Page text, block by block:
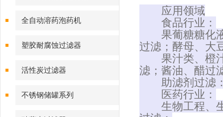
全自动溶药泡药机
塑胶耐腐蚀过滤器
活性炭过滤器
不锈钢储罐系列
应用领域
食品行业：
果葡糖糖化液
过滤；酵母、 大
果汁类、橙汁
滤；酱油、醋过
助滤剂过滤：
医药行业 ：
生物工程、生